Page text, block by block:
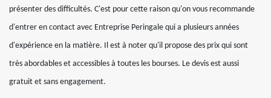
présenter des difficultés. C'est pour cette raison qu'on vous recommande
d'entrer en contact avec Entreprise Peringale qui a plusieurs années
d'expérience en la matière. Il est à noter qu'il propose des prix qui sont
très abordables et accessibles à toutes les bourses. Le devis est aussi
gratuit et sans engagement.